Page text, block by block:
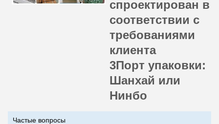
спроектирован в
соответствии с
требованиями
клиента
3Порт упаковки:
Шанхай или
Нинбо
Частые вопросы